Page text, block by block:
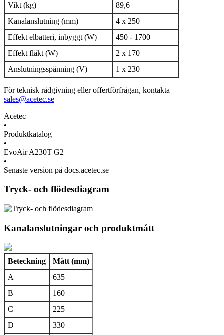
Vikt (kg)
89,6
Kanalanslutning (mm)
4 x 250
Effekt elbatteri, inbyggt (W)
450 - 1700
Effekt fläkt (W)
2 x 170
Anslutningsspänning (V)
1 x 230
För teknisk rådgivning eller offertförfrågan, kontakta
sales@acetec.se
Acetec
•
Produktkatalog
•
EvoAir A230T G2
•
Senaste version på docs.acetec.se
Tryck- och flödesdiagram
Kanalanslutningar och produktmått
Beteckning
Mått (mm)
A
635
B
160
C
225
D
330